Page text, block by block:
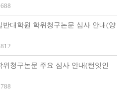
688
반대학원 학위청구논문 심사 안내(양
812
위청구논문 주요 심사 안내(턴잇인
788